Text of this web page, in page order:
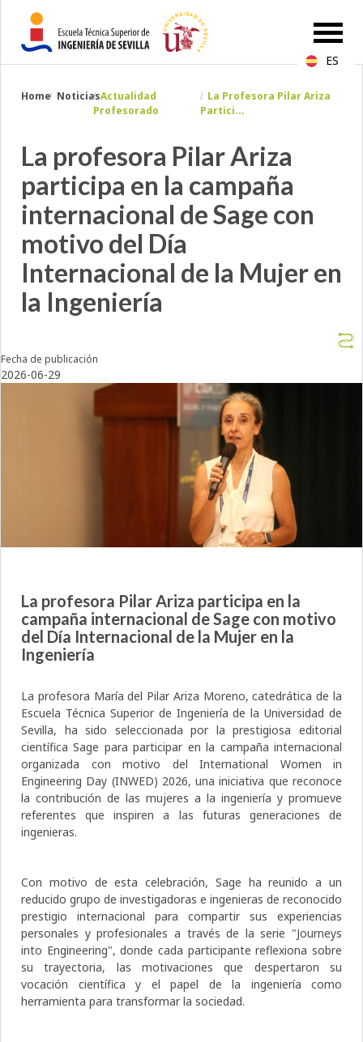
Breadcrumbs
You
Home NoticiasActualidad
Profesorado
La Profesora Pilar Ariza
Partici...
La profesora Pilar Ariza
participa en la campaña
internacional de Sage con
motivo del Día
Internacional de la Mujer en
la Ingeniería
Fecha de publicación
2026-06-29
La profesora Pilar Ariza participa en la
campaña internacional de Sage con motivo
del Día Internacional de la Mujer en la
Ingeniería
La profesora María del Pilar Ariza Moreno, catedrática de la
Escuela Técnica Superior de Ingeniería de la Universidad de
Sevilla, ha sido seleccionada por la prestigiosa editorial
científica Sage para participar en la campaña internacional
organizada con motivo del International Women in
Engineering Day (INWED) 2026, una iniciativa que reconoce
la contribución de las mujeres a la ingeniería y promueve
referentes que inspiren a las futuras generaciones de
ingenieras.
Con motivo de esta celebración, Sage ha reunido a un
reducido grupo de investigadoras e ingenieras de reconocido
prestigio internacional para compartir sus experiencias
personales y profesionales a través de la serie "Journeys
into Engineering", donde cada participante reflexiona sobre
su trayectoria, las motivaciones que despertaron su
vocación científica y el papel de la ingeniería como
herramienta para transformar la sociedad.
ES